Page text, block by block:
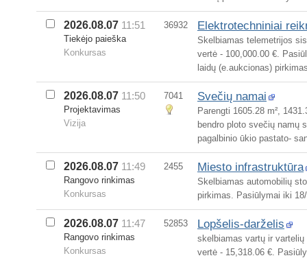
2026.08.07 11:51
Tiekėjo paieška
Konkursas
36932 Elektrotechniniai
Skelbiamas telemetrijos
vertė - 100,000.00 €.
laidų (e.aukcionas)
2026.08.07 11:50
Projektavimas
Vizija
7041 Svečių namai
Parengti 1605.28 m²,
bendro ploto svečių namų
pagalbinio ūkio pastato-
2026.08.07 11:49
Rangovo rinkimas
Konkursas
2455 Miesto infrastruktūra
Skelbiamas automobilių
pirkimas. Pasiūlymai iki
2026.08.07 11:47
Rangovo rinkimas
Konkursas
52853 Lopšelis-darželis
skelbiamas vartų ir
vertė - 15,318.06 €.